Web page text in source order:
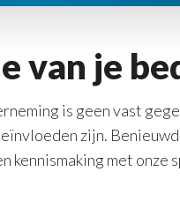
van je
is geen vast
zijn.
kennismaking met onze